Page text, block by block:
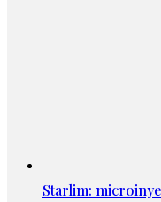
Starlim: